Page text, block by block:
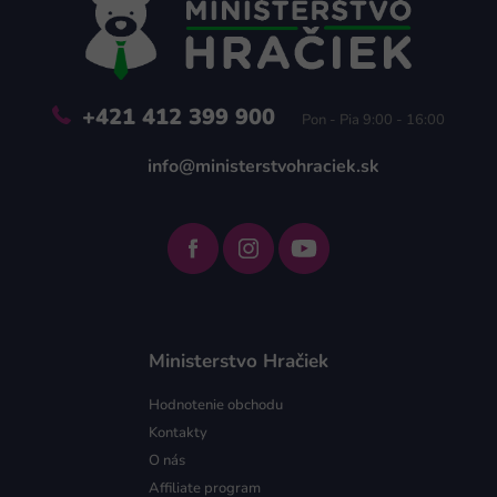
+421 412 399 900
Pon - Pia 9:00 - 16:00
info@ministerstvohraciek.sk
Ministerstvo Hračiek
Hodnotenie obchodu
Kontakty
O nás
Affiliate program